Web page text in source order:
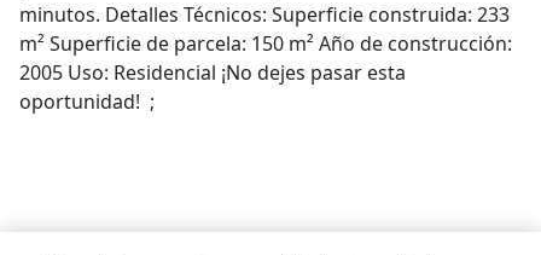
minutos. Detalles Técnicos: Superficie construida: 233
m² Superficie de parcela: 150 m² Año de construcción:
2005 Uso: Residencial ¡No dejes pasar esta
oportunidad! ;